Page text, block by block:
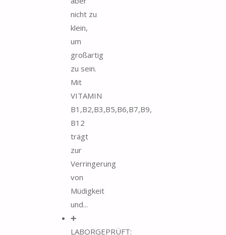
nicht zu
klein,
um
großartig
zu sein.
Mit
VITAMIN
B1,B2,B3,B5,B6,B7,B9,
B12
trägt
zur
Verringerung
von
Müdigkeit
und...
➕
LABORGEPRÜFT: